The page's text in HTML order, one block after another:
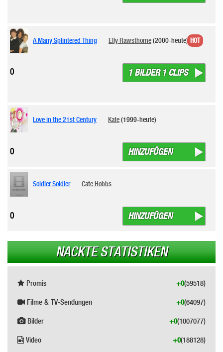
A Many Splintered Thing Elly Rawsthorne(2000-heute)
1 BILDER 1 CLIPS
0
HOT
Love in the 21st Century Kate(1999-heute)
HINZUFÜGEN
0
Soldier Soldier Cate Hobbs
HINZUFÜGEN
0
NACKTE STATISTIKEN
Promis (59518)
+0
Filme & TV-Sendungen (64097)
+0
Bilder (1007077)
+0
Video (188128)
+0